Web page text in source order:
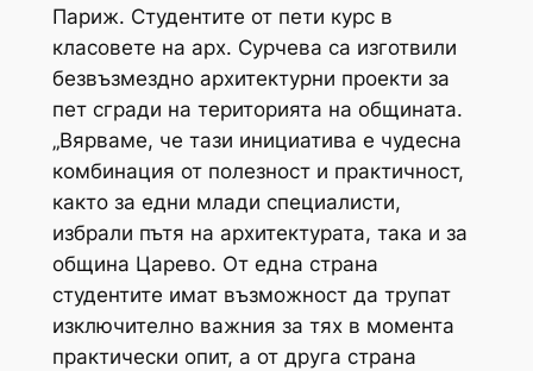
Париж. Студентите от пети курс в
класовете на арх. Сурчева са изготвили
безвъзмездно архитектурни проекти за
пет сгради на територията на общината.
„Вярваме, че тази инициатива е чудесна
комбинация от полезност и практичност,
както за едни млади специалисти,
избрали пътя на архитектурата, така и за
община Царево. От една страна
студентите имат възможност да трупат
изключително важния за тях в момента
практически опит, а от друга страна